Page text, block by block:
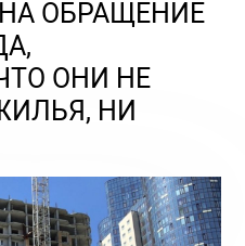
ОБРАЩЕНИЕ
ОНИ НЕ
НИ